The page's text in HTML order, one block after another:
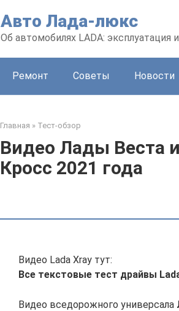
Авто Лада-люкс
Об автомобилях LADA: эксплуатация
Ремонт Советы Новости
Главная » Тест-обзор
Видео Лады Веста
Кросс 2021 года
Видео Lada Xray тут:
Все текстовые тест драйвы
Видео вседорожного универсала